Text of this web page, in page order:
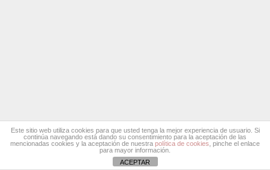
Este sitio web utiliza cookies para que usted tenga la mejor experiencia de usuario. Si
continúa navegando está dando su consentimiento para la aceptación de las
mencionadas cookies y la aceptación de nuestra política de cookies , pinche el enlace
para mayor información.
ACEPTAR